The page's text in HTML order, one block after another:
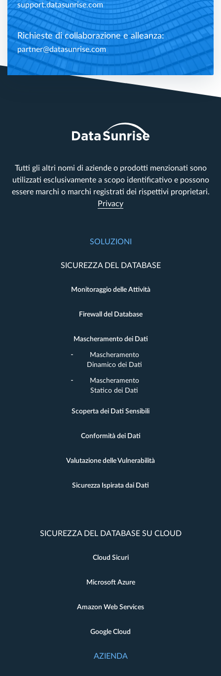
support.datasunrise.com
Richieste di collaborazione e alleanza:
partner@datasunrise.com
Tutti gli altri nomi di aziende o prodotti menzionati sono
utilizzati esclusivamente a scopo identificativo e possono
essere marchi o marchi registrati dei rispettivi proprietari.
Privacy
SOLUZIONI
SICUREZZA DEL DATABASE
Monitoraggio delle Attività
Firewall del Database
Mascheramento dei Dati
Mascheramento
Dinamico dei Dati
Mascheramento
Statico dei Dati
Scoperta dei Dati Sensibili
Conformità dei Dati
Valutazione delle Vulnerabilità
Sicurezza Ispirata dai Dati
SICUREZZA DEL DATABASE SU CLOUD
Cloud Sicuri
Microsoft Azure
Amazon Web Services
Google Cloud
AZIENDA